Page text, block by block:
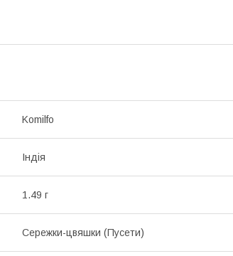
Komilfo
Індія
1.49 г
Сережки-цвяшки (Пусети)